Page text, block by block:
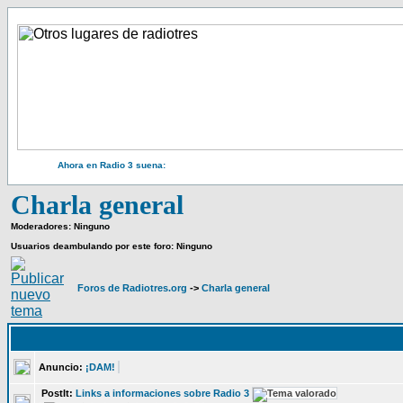
Ahora en Radio 3 suena:
Charla general
Moderadores: Ninguno
Usuarios deambulando por este foro: Ninguno
Foros de Radiotres.org -> Charla general
Anuncio: ¡DAM!
PostIt: Links a informaciones sobre Radio 3